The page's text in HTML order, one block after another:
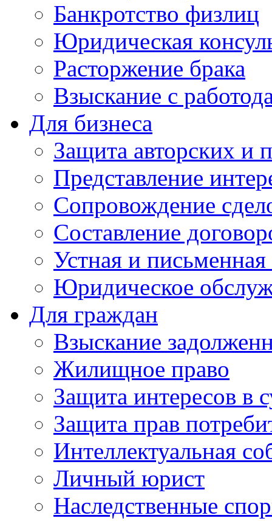
Банкротство физлиц
Юридическая
Расторжение брака
Взыскание с
Для бизнеса
Защита авторских и
Представление
Сопровождение
Составление
Устная и
Юридическое
Для граждан
Взыскание
Жилищное право
Защита интересов в
Защита прав
Интеллектуальная
Личный юрист
Наследственные